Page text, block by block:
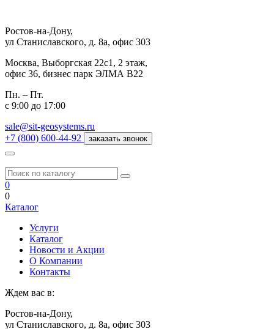
Ростов-на-Дону,
ул Станиславского, д. 8а, офис 303
Москва, Выборгская 22с1, 2 этаж,
офис 36, бизнес парк ЭЛМА В22
Пн. – Пт.
с 9:00 до 17:00
sale@sit-geosystems.ru
+7 (800) 600-44-92
заказать звонок
0
0
Каталог
Услуги
Каталог
Новости и Акции
О Компании
Контакты
Ждем вас в:
Ростов-на-Дону,
ул Станиславского, д. 8а, офис 303